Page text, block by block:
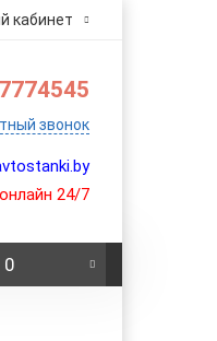
кабинет
7774545
звонок
24/7
0